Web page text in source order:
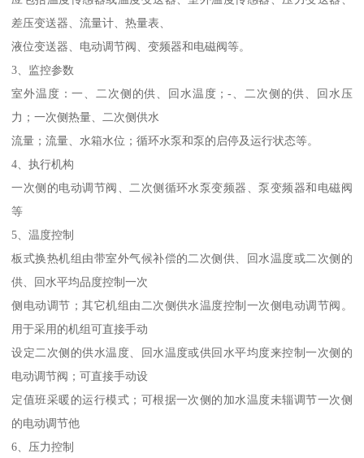
差压变送器、流量计、热量表、
液位变送器、电动调节阀、变频器和电磁阀等。
3、监控参数
室外温度：一、二次侧的供、回水温度；-、二次侧的供、回水压
力；一次侧热量、二次侧供水
流量；流量、水箱水位；循环水泵和泵的启停及运行状态等。
4、执行机构
一次侧的电动调节阀、二次侧循环水泵变频器、泵变频器和电磁阀
等
5、温度控制
板式换热机组由带室外气候补偿的二次侧供、回水温度或二次侧的
供、回水平均品度控制一次
侧电动调节；其它机组由二次侧供水温度控制一次侧电动调节阀。
用于采用的机组可直接手动
设定二次侧的供水温度、回水温度或供回水平均度来控制一次侧的
电动调节阀；可直接手动设
定值班采暖的运行模式；可根据一次侧的加水温度未辎调节一次侧
的电动调节他
6、压力控制